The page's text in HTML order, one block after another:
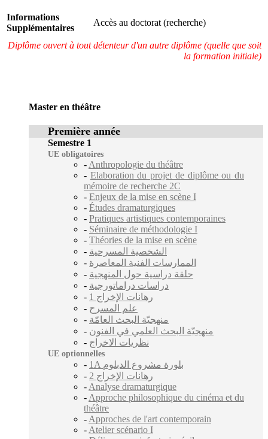
Informations
Supplémentaires
Accès au doctorat (recherche)
Diplôme ouvert à tout détenteur d'un autre diplôme (quelle que soit
la formation initiale)
Master en théâtre
Première année
Semestre 1
UE obligatoires
- Anthropologie du théâtre
- Elaboration du projet de diplôme ou du
mémoire de recherche 2C
- Enjeux de la mise en scène I
- Études dramaturgiques
- Pratiques artistiques contemporaines
- Séminaire de méthodologie I
- Théories de la mise en scène
- الشخصية المسرحية
- الممارسات الفنية المعاصرة
- حلقة دراسية حول المنهجية
- دراسات دراماتورجية
-
رهانات الإخراج 1
- علم المسرح
- منهجيّة البحث العامّة
- منهجيّة البحث العلمي في الفنون
- نظريات الاخراج
UE optionnelles
-
1A بلورة مشروع الدبلوم
-
2 رهانات الإخراج
- Analyse dramaturgique
- Approche philosophique du cinéma et du
théâtre
- Approches de l'art contemporain
- Atelier scénario I